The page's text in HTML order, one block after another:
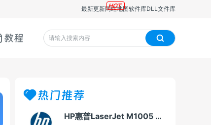
最新更新网站地图软件库DLL文件库
教程
热门推荐
HP惠普LaserJet M1005 MFP多功能一体机即插即用驱动20070326版For Win7